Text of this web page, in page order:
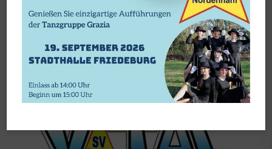
Vitalzentrum